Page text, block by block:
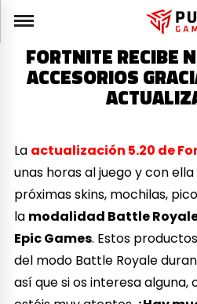
FORTNITE RECIBE
ACCESORIOS
La actualización 5.20 de
unas horas al juego y con
próximas skins, mochilas,
la modalidad Battle
Epic Games. Estos
del modo Battle Royale
así que si os interesa alguna,